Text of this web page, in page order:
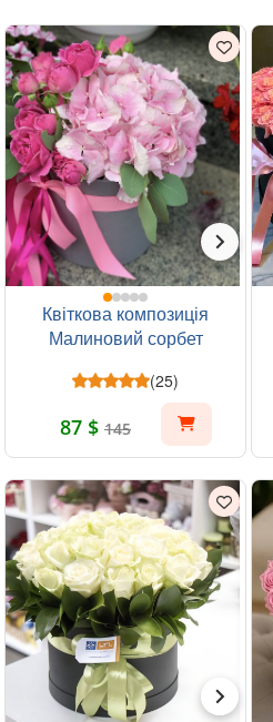
Квіткова композиція
Малиновий сорбет
(25)
87 $ 145